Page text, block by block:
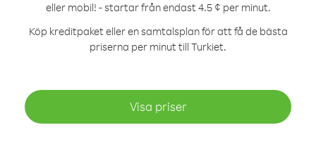
eller mobil! - startar från endast 4.5 ¢ per minut.
Köp kreditpaket eller en samtalsplan för att få de bästa
priserna per minut till Turkiet.
Visa priser